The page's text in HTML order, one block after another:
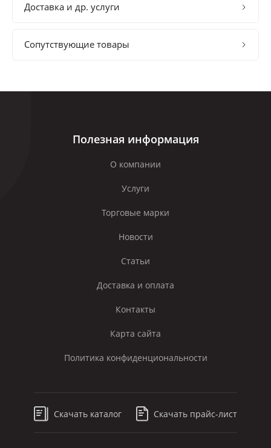
Доставка и др. услуги
Сопутствующие товары
Полезная информация
О компании
Услуги
Торговые марки
Новости
Статьи
Доставка и оплата
Контакты
Карта сайта
Политика конфиденциональности
Скачать каталог Скачать прайс-лист